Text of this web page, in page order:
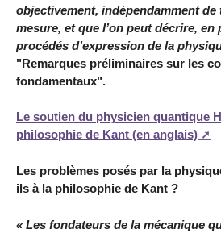
objectivement, indépendamment
mesure, et que l’on peut décrire, en
procédés d’expression de la
"Remarques préliminaires sur les
fondamentaux".
Le soutien du physicien quantique
philosophie de Kant (en anglais)
Les problèmes posés par la
ils à la philosophie de Kant ?
« Les fondateurs de la mécanique